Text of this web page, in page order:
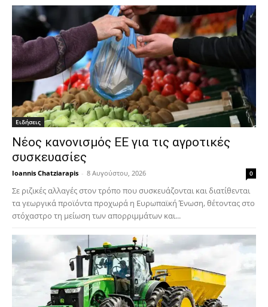
Ειδήσεις
Νέος κανονισμός ΕΕ για τις αγροτικές
συσκευασίες
Ioannis Chatziarapis - 8 Αυγούστου, 2026 0
Σε ριζικές αλλαγές στον τρόπο που συσκευάζονται και διατίθενται
τα γεωργικά προϊόντα προχωρά η Ευρωπαϊκή Ένωση, θέτοντας στο
στόχαστρο τη μείωση των απορριμμάτων και...